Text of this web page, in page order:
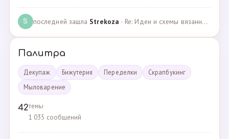
S последней зашла Strekoza · Re: Идеи и схемы вязанных шариков · 16.12.2020
Палитра
Декупаж Бижутерия Переделки
Скрапбукинг
Мыловарение
42темы
1 035 сообщений